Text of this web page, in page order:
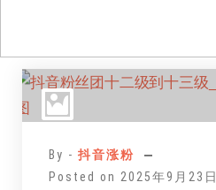
By - 抖音涨粉
Posted on 2025年9月23日